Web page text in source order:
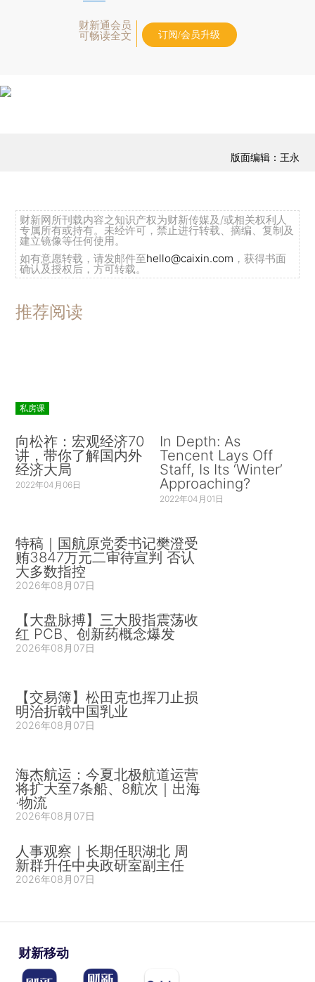
财新通会员
可畅读全文
订阅/会员升级
版面编辑：王永
财新网所刊载内容之知识产权为财新传媒及/或相关权利人
专属所有或持有。未经许可，禁止进行转载、摘编、复制及
建立镜像等任何使用。
如有意愿转载，请发邮件至hello@caixin.com ，获得书面
确认及授权后，方可转载。
推荐阅读
私房课
向松祚：宏观经济70
讲，带你了解国内外
经济大局
2022年04月06日
In Depth: As
Tencent Lays Off
Staff, Is Its ‘Winter’
Approaching?
2022年04月01日
特稿｜国航原党委书记樊澄受
贿3847万元二审待宣判 否认
大多数指控
2026年08月07日
【大盘脉搏】三大股指震荡收
红 PCB、创新药概念爆发
2026年08月07日
【交易簿】松田克也挥刀止损
明治折戟中国乳业
2026年08月07日
海杰航运：今夏北极航道运营
将扩大至7条船、8航次｜出海
·物流
2026年08月07日
人事观察｜长期任职湖北 周
新群升任中央政研室副主任
2026年08月07日
财新移动